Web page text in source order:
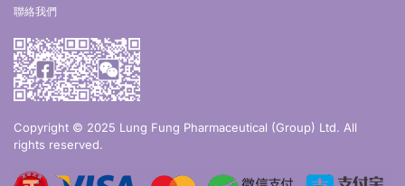
聯絡我們
Copyright © 2025 Lung Fung Pharmaceutical (Group) Ltd. All
rights reserved.